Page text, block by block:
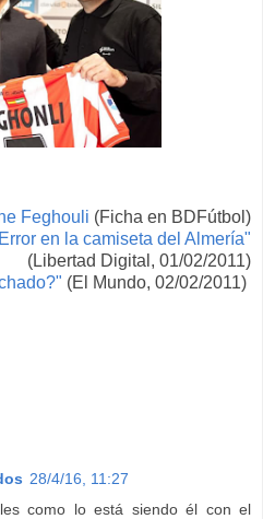
Feghouli (Ficha en BDFútbol)
en la camiseta del Almería"
(Libertad Digital, 01/02/2011)
(El Mundo, 02/02/2011)
28/4/16, 11:27
como lo está siendo él con el